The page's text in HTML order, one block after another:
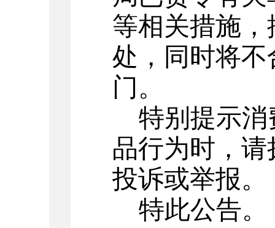
等相关措施
处，同时将
门。
特别提示
品行为时，请
投诉或举报。
特此公告。